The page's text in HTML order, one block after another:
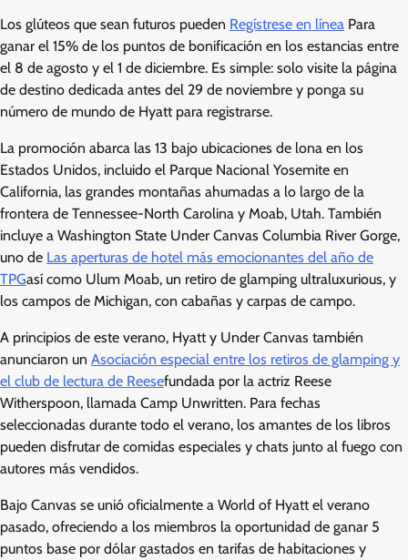
Los glúteos que sean futuros pueden Regístrese en línea Para
ganar el 15% de los puntos de bonificación en los estancias entre
el 8 de agosto y el 1 de diciembre. Es simple: solo visite la página
de destino dedicada antes del 29 de noviembre y ponga su
número de mundo de Hyatt para registrarse.
La promoción abarca las 13 bajo ubicaciones de lona en los
Estados Unidos, incluido el Parque Nacional Yosemite en
California, las grandes montañas ahumadas a lo largo de la
frontera de Tennessee-North Carolina y Moab, Utah. También
incluye a Washington State Under Canvas Columbia River Gorge,
uno de Las aperturas de hotel más emocionantes del año de
TPGasí como Ulum Moab, un retiro de glamping ultraluxurious, y
los campos de Michigan, con cabañas y carpas de campo.
A principios de este verano, Hyatt y Under Canvas también
anunciaron un Asociación especial entre los retiros de glamping y
el club de lectura de Reesefundada por la actriz Reese
Witherspoon, llamada Camp Unwritten. Para fechas
seleccionadas durante todo el verano, los amantes de los libros
pueden disfrutar de comidas especiales y chats junto al fuego con
autores más vendidos.
Bajo Canvas se unió oficialmente a World of Hyatt el verano
pasado, ofreciendo a los miembros la oportunidad de ganar 5
puntos base por dólar gastados en tarifas de habitaciones y